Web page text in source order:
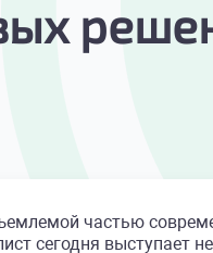
частью
сегодня выступает